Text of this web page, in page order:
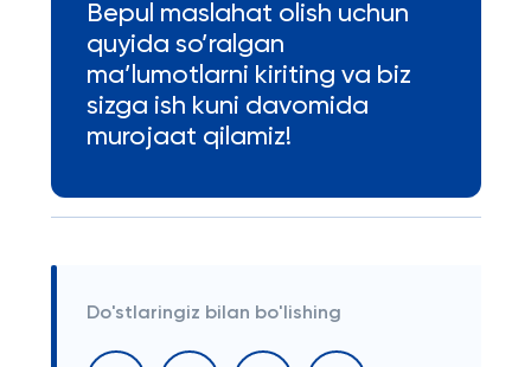
Bepul maslahat olish uchun
quyida so’ralgan
ma’lumotlarni kiriting va biz
sizga ish kuni davomida
murojaat qilamiz!
Do'stlaringiz bilan bo'lishing